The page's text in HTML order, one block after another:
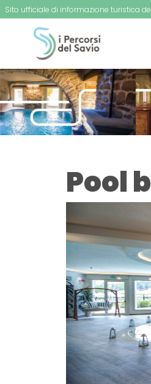
Sito ufficiale di informazione turistica
Pool